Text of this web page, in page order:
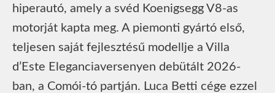
hiperautó, amely a svéd Koenigsegg V8-as
motorját kapta meg. A piemonti gyártó első,
teljesen saját fejlesztésű modellje a Villa
d’Este Eleganciaversenyen debütált 2026-
ban, a Comói-tó partján. Luca Betti cége ezzel